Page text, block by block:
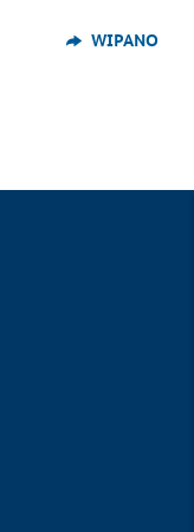
WIPANO